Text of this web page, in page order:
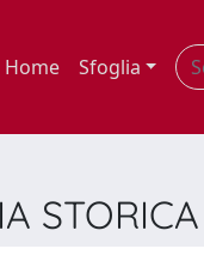
Home Sfoglia
STORICA